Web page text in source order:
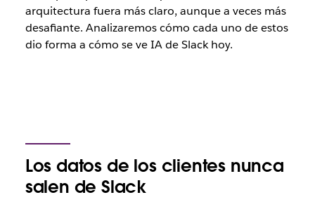
arquitectura fuera más claro, aunque a veces más
desafiante. Analizaremos cómo cada uno de estos
dio forma a cómo se ve IA de Slack hoy.
Los datos de los clientes nunca
salen de Slack